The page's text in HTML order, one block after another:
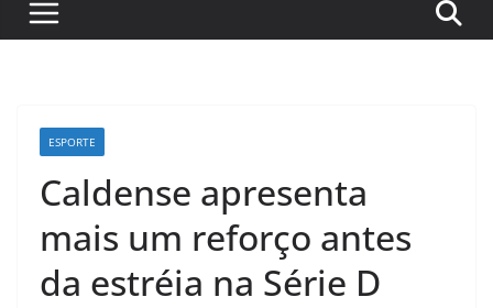
ESPORTE
Caldense apresenta
mais um reforço antes
da estréia na Série D